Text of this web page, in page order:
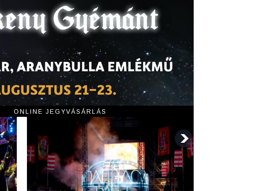
ONLINE JEGYVÁSÁRLÁS